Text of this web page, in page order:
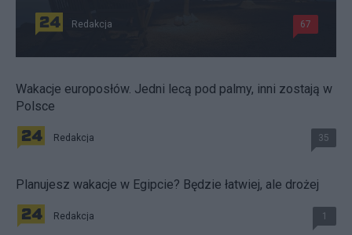
Redakcja 67
Wakacje europosłów. Jedni lecą pod palmy, inni zostają w
Polsce
Redakcja 35
Planujesz wakacje w Egipcie? Będzie łatwiej, ale drożej
Redakcja 1